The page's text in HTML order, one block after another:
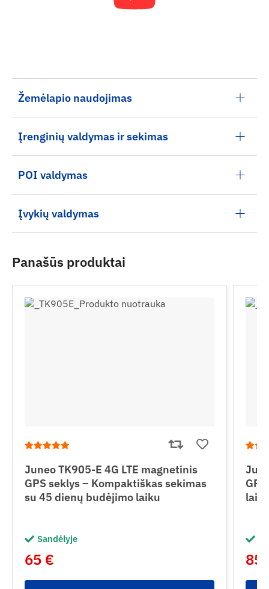
Žemėlapio naudojimas
Įrenginių valdymas ir sekimas
POI valdymas
Įvykių valdymas
Panašūs produktai
Juneo TK905-E 4G LTE magnetinis
GPS seklys – Kompaktiškas sekimas
su 45 dienų budėjimo laiku
Sandėlyje
65 € 85